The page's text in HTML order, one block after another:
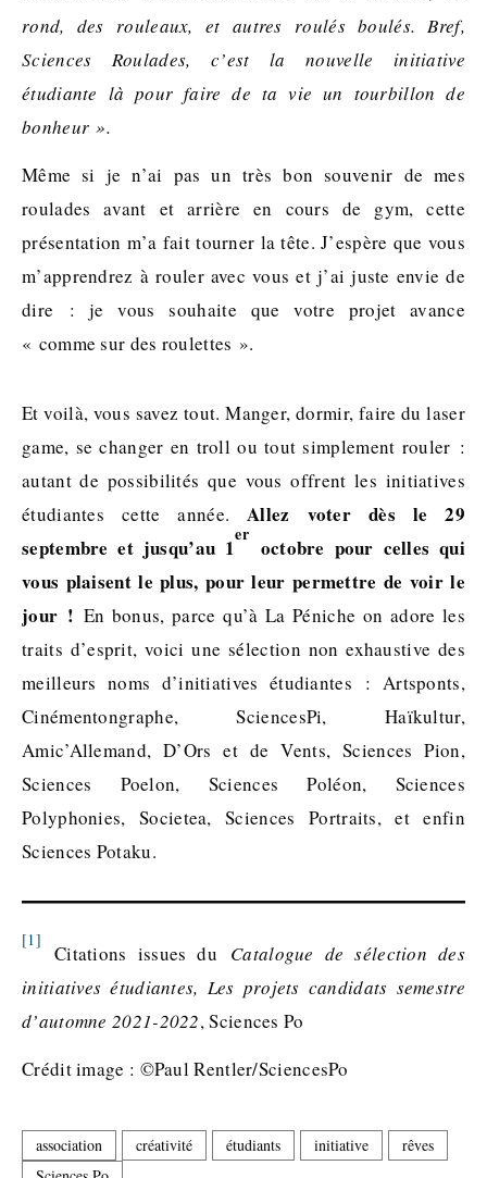
rond, des rouleaux, et autres roulés boulés. Bref,
Sciences Roulades, c’est la nouvelle initiative
étudiante là pour faire de ta vie un tourbillon de
bonheur ».
Même si je n’ai pas un très bon souvenir de mes
roulades avant et arrière en cours de gym, cette
présentation m’a fait tourner la tête. J’espère que vous
m’apprendrez à rouler avec vous et j’ai juste envie de
dire : je vous souhaite que votre projet avance
« comme sur des roulettes ».
Et voilà, vous savez tout. Manger, dormir, faire du laser
game, se changer en troll ou tout simplement rouler :
autant de possibilités que vous offrent les initiatives
étudiantes cette année.Allez voter dès le 29
septembre et jusqu’au 1
er
octobre pour celles qui
vous plaisent le plus, pour leur permettre de voir le
jour ! En bonus, parce qu’à La Péniche on adore les
traits d’esprit, voici une sélection non exhaustive des
meilleurs noms d’initiatives étudiantes : Artsponts,
Cinémentongraphe, SciencesPi, Haïkultur,
Amic’Allemand, D’Ors et de Vents, Sciences Pion,
Sciences Poelon, Sciences Poléon, Sciences
Polyphonies, Societea, Sciences Portraits, et enfin
Sciences Potaku.
[1]
Citations issues du Catalogue de sélection des
initiatives étudiantes, Les projets candidats semestre
d’automne 2021-2022, Sciences Po
Crédit image : ©Paul Rentler/SciencesPo
association créativité étudiants initiative
rêves